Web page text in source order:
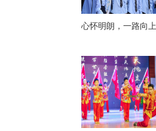
心怀明朗，一路向上